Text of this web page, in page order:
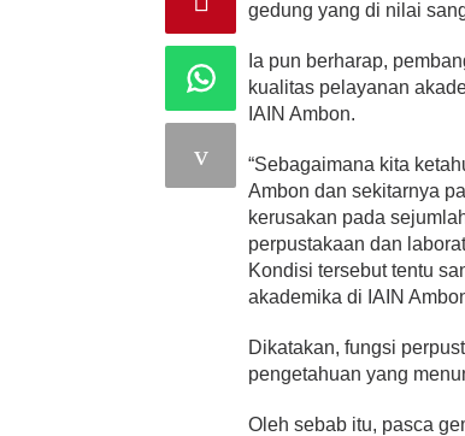
gedung yang di nilai
Ia pun berharap,
kualitas pelayanan
IAIN Ambon.
“Sebagaimana kita
Ambon dan sekitarnya
kerusakan pada
perpustakaan dan
Kondisi tersebut tentu
akademika di IAIN
Dikatakan, fungsi
pengetahuan yang
Oleh sebab itu, pasca